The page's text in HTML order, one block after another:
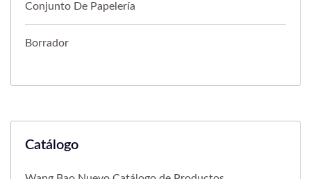
Conjunto De Papelería
Borrador
Catálogo